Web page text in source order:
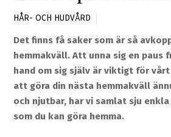
HÅR- OCH HUDVÅRD
Det finns få saker som är så
hemmakväll. Att unna sig en paus
hand om sig själv är viktigt för vårt
att göra din nästa hemmakväll
och njutbar, har vi samlat sju
som du kan göra hemma.